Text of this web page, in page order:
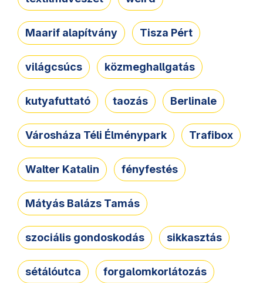
Maarif alapítvány Tisza Pért
világcsúcs közmeghallgatás
kutyafuttató taozás Berlinale
Városháza Téli Élménypark Trafibox
Walter Katalin fényfestés
Mátyás Balázs Tamás
szociális gondoskodás sikkasztás
sétálóutca forgalomkorlátozás